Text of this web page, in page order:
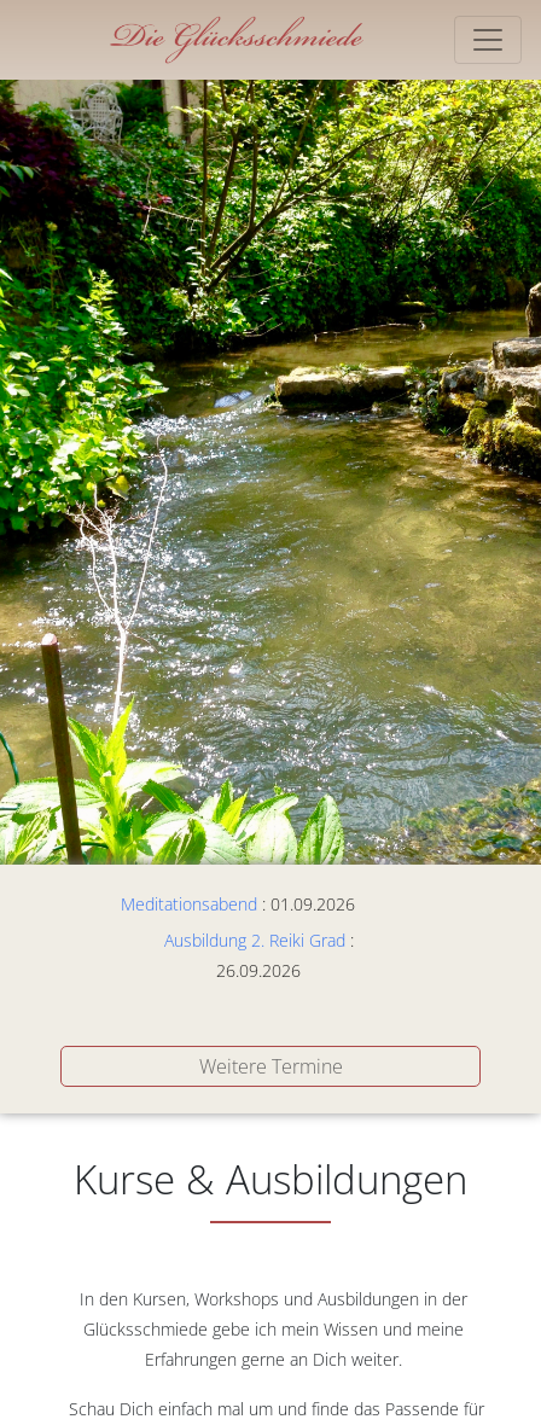
Meditationsabend : 01.09.2026
Ausbildung 2. Reiki Grad :
26.09.2026
Weitere Termine
Kurse & Ausbildungen
In den Kursen, Workshops und Ausbildungen in der
Glücksschmiede gebe ich mein Wissen und meine
Erfahrungen gerne an Dich weiter.
Schau Dich einfach mal um und finde das Passende für